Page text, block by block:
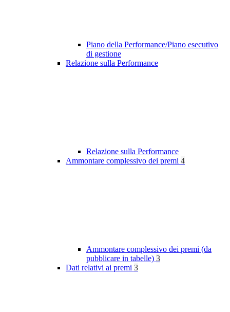
Piano della Performance/Piano esecutivo
di gestione
Relazione sulla Performance
Relazione sulla Performance
Ammontare complessivo dei premi 4
Ammontare complessivo dei premi (da
pubblicare in tabelle) 3
Dati relativi ai premi 3